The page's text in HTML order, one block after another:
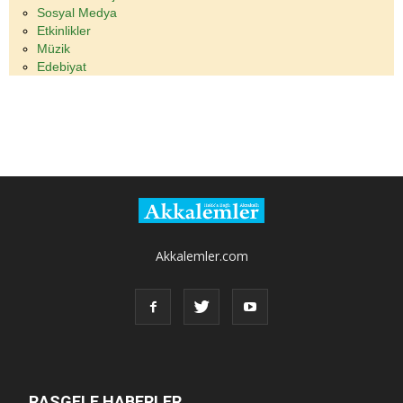
Sosyal Medya
Etkinlikler
Müzik
Edebiyat
Akkalemler.com